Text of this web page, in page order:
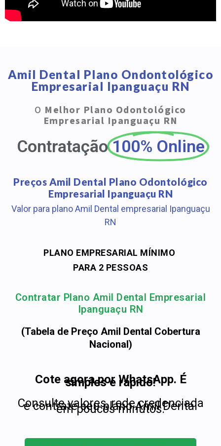
Amil Dental Plano Ondontológico
Empresarial Ipanguaçu RN
O Melhor Plano Odontológico
Empresarial Ipanguaçu RN
Contratação 100% Online
Preços Amil Dental Plano Odontológico
Empresarial Ipanguaçu RN
Valor para plano Amil Dental empresarial Ipanguaçu
RN
PLANO EMPRESARIAL MÍNIMO
PARA 2 PESSOAS
Contratar Plano Amil Dental Empresarial
Ipanguaçu RN
(Tabela de Preço Amil Dental Cobertura
Nacional)
Cote agora por WhatsApp. É
simples e rápido!
Consulte valores, rede credenciada
e contrate seu plano Amil Dental
em poucos minutos.